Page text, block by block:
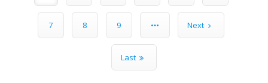
7 8 9 Next
Last